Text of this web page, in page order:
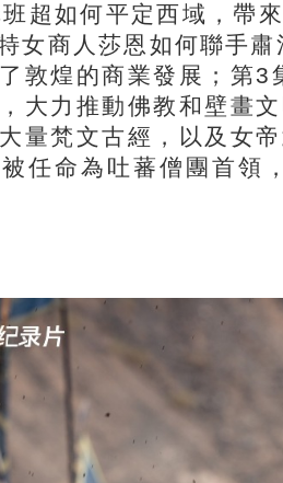
超如何平定西域，帶
女商人莎恩如何聯手
敦煌的商業發展；第3
大力推動佛教和壁畫
量梵文古經，以及女
任命為吐蕃僧團首領